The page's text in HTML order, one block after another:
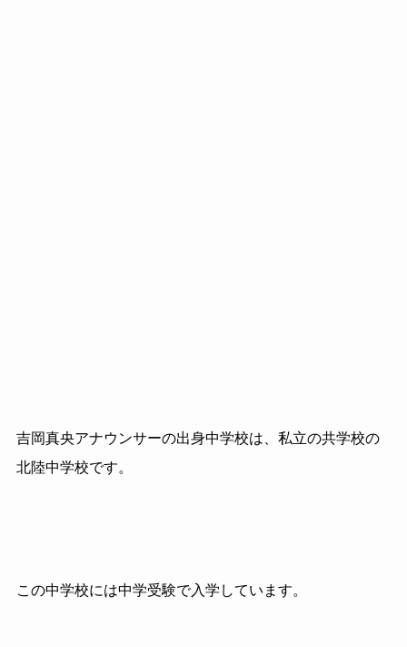
吉岡真央アナウンサーの出身中学校は、私立の共学校の
北陸中学校です。
この中学校には中学受験で入学しています。